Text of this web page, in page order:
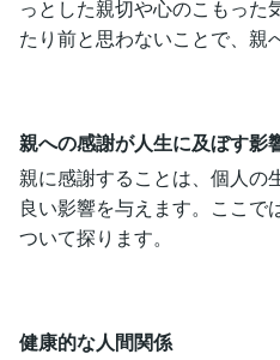
っとした親切や心のこもった
たり前と思わないことで、親
親への感謝が人生に及ぼす影
親に感謝することは、個人の
良い影響を与えます。ここで
ついて探ります。
健康的な人間関係